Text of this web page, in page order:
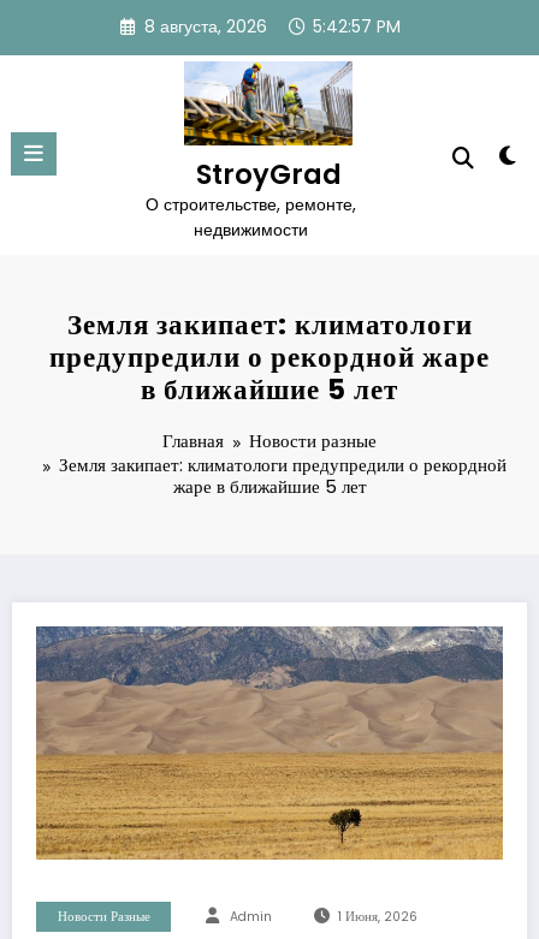
содержимому
8 августа, 2026 5:42:57 PM
StroyGrad
О строительстве, ремонте,
недвижимости
Земля закипает: климатологи
предупредили о рекордной жаре
в ближайшие 5 лет
Главная
Новости разные
Земля закипает: климатологи предупредили о рекордной
жаре в ближайшие 5 лет
Новости Разные Admin 1 Июня, 2026